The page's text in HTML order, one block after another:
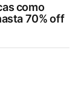
como
70% off